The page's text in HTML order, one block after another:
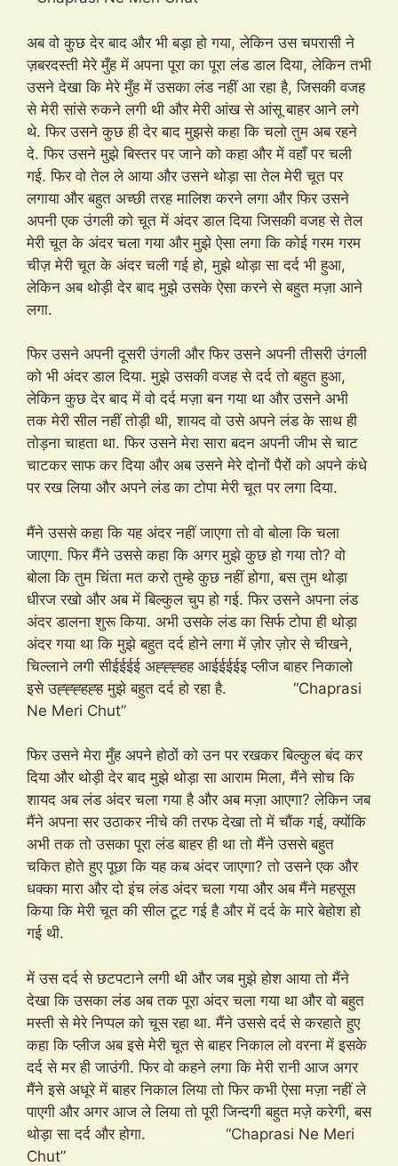
अब वो कुछ देर बाद और भी बड़ा हो गया, लेकिन उस चपरासी ने
ज़बरदस्ती मेरे मुँह में अपना पूरा का पूरा लंड डाल दिया, लेकिन तभी
उसने देखा कि मेरे मुँह में उसका लंड नहीं आ रहा है, जिसकी वजह
से मेरी सांसे रुकने लगी थी और मेरी आंख से आंसू बाहर आने लगे
थे. फिर उसने कुछ ही देर बाद मुझसे कहा कि चलो तुम अब रहने
दे. फिर उसने मुझे बिस्तर पर जाने को कहा और में वहाँ पर चली
गई. फिर वो तेल ले आया और उसने थोड़ा सा तेल मेरी चूत पर
लगाया और बहुत अच्छी तरह मालिश करने लगा और फिर उसने
अपनी एक उंगली को चूत में अंदर डाल दिया जिसकी वजह से तेल
मेरी चूत के अंदर चला गया और मुझे ऐसा लगा कि कोई गरम गरम
चीज़ मेरी चूत के अंदर चली गई हो, मुझे थोड़ा सा दर्द भी हुआ,
लेकिन अब थोड़ी देर बाद मुझे उसके ऐसा करने से बहुत मज़ा आने
लगा.
फिर उसने अपनी दूसरी उंगली और फिर उसने अपनी तीसरी उंगली
को भी अंदर डाल दिया. मुझे उसकी वजह से दर्द तो बहुत हुआ,
लेकिन कुछ देर बाद में वो दर्द मज़ा बन गया था और उसने अभी
तक मेरी सील नहीं तोड़ी थी, शायद वो उसे अपने लंड के साथ ही
तोड़ना चाहता था. फिर उसने मेरा सारा बदन अपनी जीभ से चाट
चाटकर साफ कर दिया और अब उसने मेरे दोनों पैरों को अपने कंधे
पर रख लिया और अपने लंड का टोपा मेरी चूत पर लगा दिया.
मैंने उससे कहा कि यह अंदर नहीं जाएगा तो वो बोला कि चला
जाएगा. फिर मैंने उससे कहा कि अगर मुझे कुछ हो गया तो? वो
बोला कि तुम चिंता मत करो तुम्हे कुछ नहीं होगा, बस तुम थोड़ा
धीरज रखो और अब में बिल्कुल चुप हो गई. फिर उसने अपना लंड
अंदर डालना शुरू किया. अभी उसके लंड का सिर्फ टोपा ही थोड़ा
अंदर गया था कि मुझे बहुत दर्द होने लगा में ज़ोर ज़ोर से चीखने,
चिल्लाने लगी सीईईईई अह्ह्ह्हह आईईईईइ प्लीज बाहर निकालो
इसे उह्ह्ह्हह्ह मुझे बहुत दर्द हो रहा है. “Chaprasi
Ne Meri Chut”
फिर उसने मेरा मुँह अपने होठों को उन पर रखकर बिल्कुल बंद कर
दिया और थोड़ी देर बाद मुझे थोड़ा सा आराम मिला, मैंने सोच कि
शायद अब लंड अंदर चला गया है और अब मज़ा आएगा? लेकिन जब
मैंने अपना सर उठाकर नीचे की तरफ देखा तो में चौंक गई, क्योंकि
अभी तक तो उसका पूरा लंड बाहर ही था तो मैंने उससे बहुत
चकित होते हुए पूछा कि यह कब अंदर जाएगा? तो उसने एक और
धक्का मारा और दो इंच लंड अंदर चला गया और अब मैंने महसूस
किया कि मेरी चूत की सील टूट गई है और में दर्द के मारे बेहोश हो
गई थी.
में उस दर्द से छटपटाने लगी थी और जब मुझे होश आया तो मैंने
देखा कि उसका लंड अब तक पूरा अंदर चला गया था और वो बहुत
मस्ती से मेरे निप्पल को चूस रहा था. मैंने उससे दर्द से करहाते हुए
कहा कि प्लीज अब इसे मेरी चूत से बाहर निकाल लो वरना में इसके
दर्द से मर ही जाउंगी. फिर वो कहने लगा कि मेरी रानी आज अगर
मैंने इसे अधूरे में बाहर निकाल लिया तो फिर कभी ऐसा मज़ा नहीं ले
पाएगी और अगर आज ले लिया तो पूरी जिन्दगी बहुत मज़े करेगी, बस
थोड़ा सा दर्द और होगा. “Chaprasi Ne Meri
Chut”